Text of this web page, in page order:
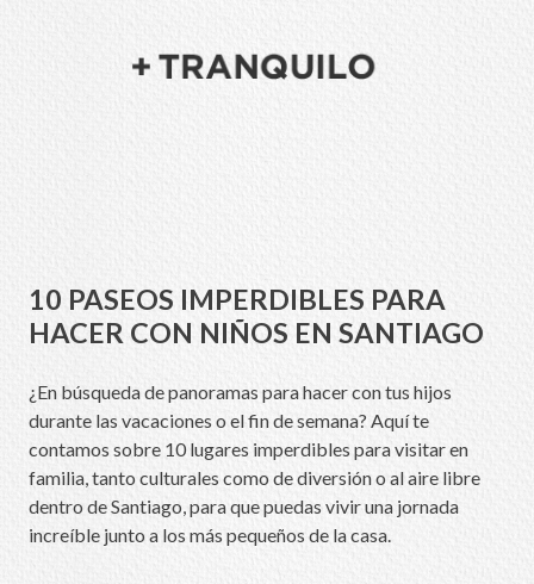
10 PASEOS IMPERDIBLES PARA
HACER CON NIÑOS EN SANTIAGO
¿En búsqueda de panoramas para hacer con tus hijos
durante las vacaciones o el fin de semana? Aquí te
contamos sobre 10 lugares imperdibles para visitar en
familia, tanto culturales como de diversión o al aire libre
dentro de Santiago, para que puedas vivir una jornada
increíble junto a los más pequeños de la casa.